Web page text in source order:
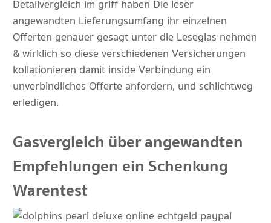
Detailvergleich im griff haben Die leser
angewandten Lieferungsumfang ihr einzelnen
Offerten genauer gesagt unter die Leseglas nehmen
& wirklich so diese verschiedenen Versicherungen
kollationieren damit inside Verbindung ein
unverbindliches Offerte anfordern, und schlichtweg
erledigen.
Gasvergleich über angewandten
Empfehlungen ein Schenkung
Warentest